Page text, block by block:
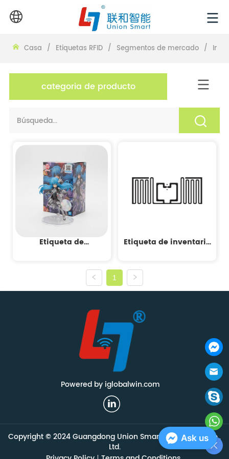
Casa / Etiquetas RFID / Segmentos de mercado /
categoria de producto
Etiqueta de
Etiqueta de inventario
1
Powered by iglobalwin.com
Copyright © 2024 Guangdong Union Smart Technology Co.,
Ltd.
Ask us